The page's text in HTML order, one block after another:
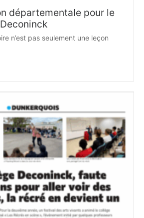
départementale pour le
n’est pas seulement une leçon